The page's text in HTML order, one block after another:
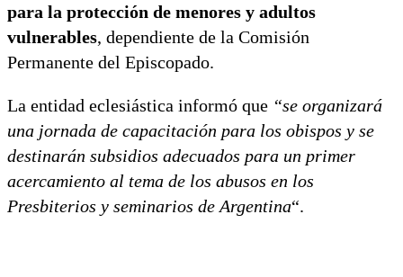
para la protección de menores y adultos
vulnerables, dependiente de la Comisión
Permanente del Episcopado.
La entidad eclesiástica informó que “se organizará
una jornada de capacitación para los obispos y se
destinarán subsidios adecuados para un primer
acercamiento al tema de los abusos en los
Presbiterios y seminarios de Argentina“.